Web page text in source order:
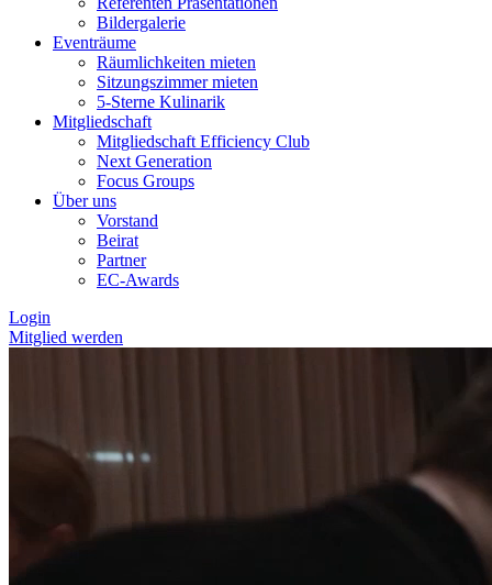
Bildergalerie
Eventräume
Räumlichkeiten mieten
Sitzungszimmer mieten
5-Sterne Kulinarik
Mitgliedschaft
Mitgliedschaft Efficiency Club
Next Generation
Focus Groups
Über uns
Vorstand
Beirat
Partner
EC-Awards
Login
Mitglied werden